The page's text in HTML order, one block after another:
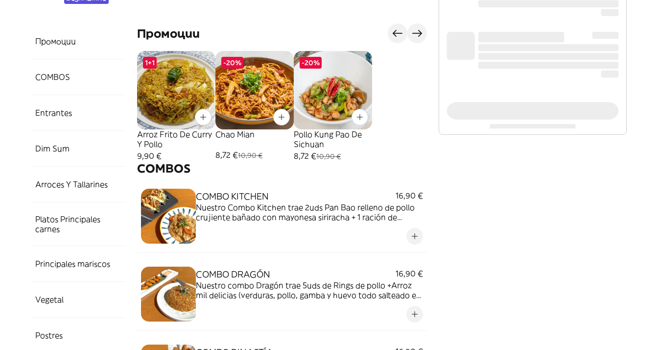
Промоции
COMBOS
Entrantes
Dim Sum
Arroces Y Tallarines
Platos Principales
carnes
Principales mariscos
Vegetal
Postres
Промоции
1+1
Arroz Frito De Curry
Y Pollo
9,90 €
-20%
Chao Mian
8,72 €10,90 €
-20%
Pollo Kung Pao De
Sichuan
8,72 €10,90 €
COMBOS
COMBO KITCHEN
16,90 €
Nuestro Combo Kitchen trae 2uds Pan Bao relleno de pollo
crujiente bañado con mayonesa siriracha + 1 ración de
COMBO DRAGÓN
16,90 €
Nuestro combo Dragón trae 5uds de Rings de pollo +Arroz
mil delicias (verduras, pollo, gamba y huevo todo salteado en